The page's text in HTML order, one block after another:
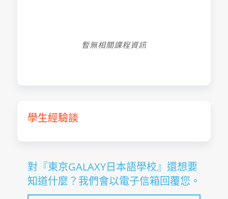
暫無相關課程資訊
學生經驗談
對『東京GALAXY日本語學校』還想要
知道什麼？我們會以電子信箱回覆您。